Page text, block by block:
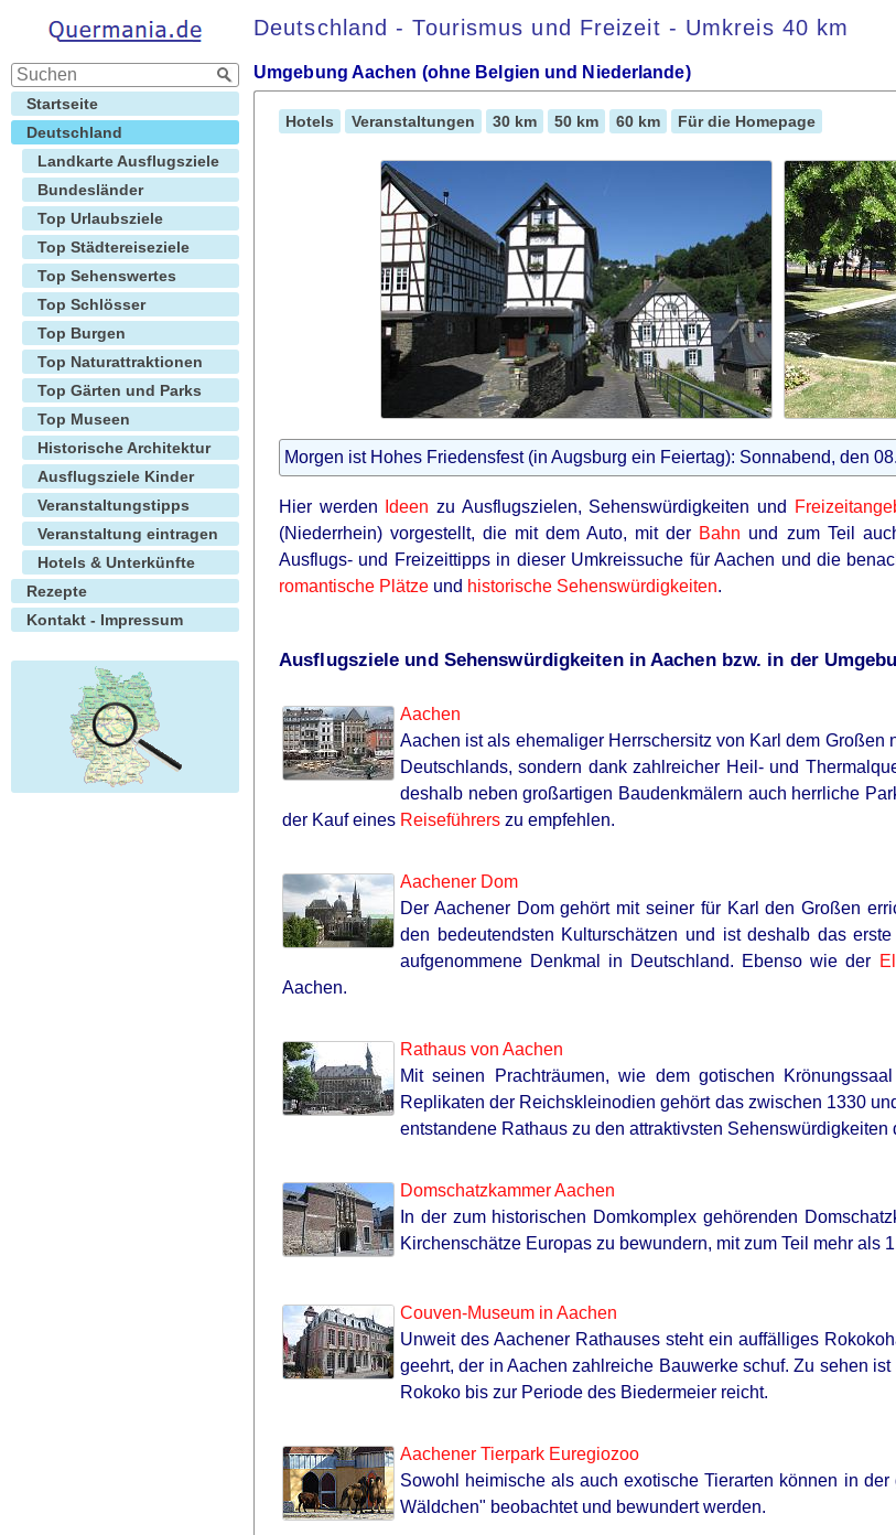
Deutschland - Tourismus und Freizeit - Umkreis 40 km
Umgebung Aachen (ohne Belgien und Niederlande)
Hotels Veranstaltungen 30 km 50 km 60 km Für die Homepage
Morgen ist Hohes Friedensfest (in Augsburg ein Feiertag): Sonnabend, den
Hier werden Ideen zu Ausflugszielen, Sehenswürdigkeiten und
(Niederrhein) vorgestellt, die mit dem Auto, mit der Bahn und zum Teil
Ausflugs- und Freizeittipps in dieser Umkreissuche für Aachen und die
romantische Plätze und historische Sehenswürdigkeiten.
Ausflugsziele und Sehenswürdigkeiten in Aachen bzw. in der
Aachen
Aachen ist als ehemaliger Herrschersitz von Karl dem
Deutschlands, sondern dank zahlreicher Heil- und
deshalb neben großartigen Baudenkmälern auch herrliche
der Kauf eines Reiseführers zu empfehlen.
Aachener Dom
Der Aachener Dom gehört mit seiner für Karl den Großen
den bedeutendsten Kulturschätzen und ist deshalb das
aufgenommene Denkmal in Deutschland. Ebenso wie der
Aachen.
Rathaus von Aachen
Mit seinen Prachträumen, wie dem gotischen
Replikaten der Reichskleinodien gehört das zwischen 1330
entstandene Rathaus zu den attraktivsten Sehenswürdigkeiten
Domschatzkammer Aachen
In der zum historischen Domkomplex gehörenden
Kirchenschätze Europas zu bewundern, mit zum Teil mehr als
Couven-Museum in Aachen
Unweit des Aachener Rathauses steht ein auffälliges
geehrt, der in Aachen zahlreiche Bauwerke schuf. Zu sehen
Rokoko bis zur Periode des Biedermeier reicht.
Aachener Tierpark Euregiozoo
Sowohl heimische als auch exotische Tierarten können in
Wäldchen" beobachtet und bewundert werden.
Startseite
Deutschland
Landkarte Ausflugsziele
Bundesländer
Top Urlaubsziele
Top Städtereiseziele
Top Sehenswertes
Top Schlösser
Top Burgen
Top Naturattraktionen
Top Gärten und Parks
Top Museen
Historische Architektur
Ausflugsziele Kinder
Veranstaltungstipps
Veranstaltung eintragen
Hotels & Unterkünfte
Rezepte
Kontakt - Impressum